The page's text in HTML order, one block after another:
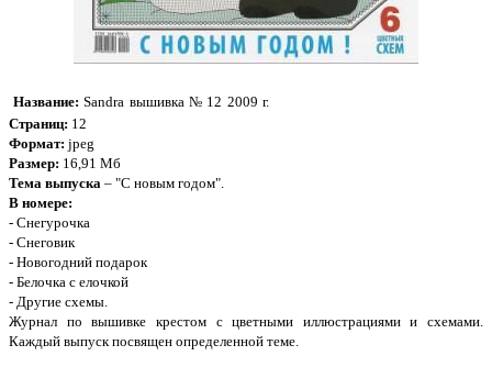
Название: Sandra вышивка № 12 2009 г.
Страниц: 12
Формат: jpeg
Размер: 16,91 Мб
Тема выпуска – "С новым годом".
В номере:
- Снегурочка
- Снеговик
- Новогодний подарок
- Белочка с елочкой
- Другие схемы.
Журнал по вышивке крестом с цветными иллюстрациями и схемами.
Каждый выпуск посвящен определенной теме.